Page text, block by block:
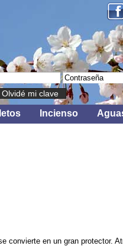
Olvidé mi clave
Incienso
convierte en un gran protector.